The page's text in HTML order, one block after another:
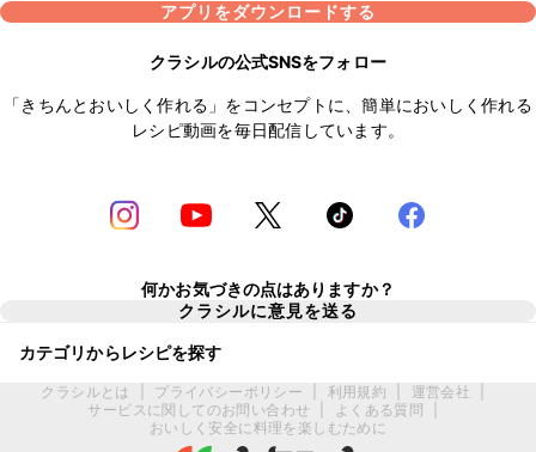
アプリをダウンロードする
クラシルの公式SNSをフォロー
「きちんとおいしく作れる」をコンセプトに、簡単においしく作れる
レシピ動画を毎日配信しています。
何かお気づきの点はありますか？
クラシルに意見を送る
カテゴリからレシピを探す
クラシルとは プライバシーポリシー 利用規約 運営会社
サービスに関してのお問い合わせ
よくある質問
おいしく安全に料理を楽しむために